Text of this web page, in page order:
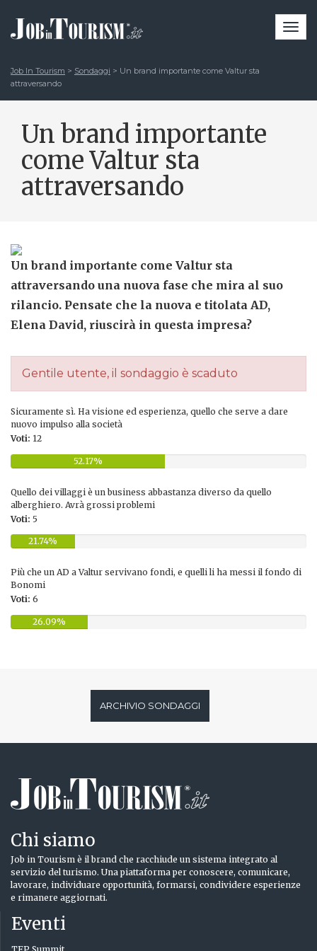
Job In Tourism > Sondaggi > Un brand importante come Valtur sta
attraversando
Un brand importante
come Valtur sta
attraversando
Un brand importante come Valtur sta
attraversando una nuova fase che mira al suo
rilancio. Pensate che la nuova e titolata AD,
Elena David, riuscirà in questa impresa?
Gentile utente, il sondaggio è scaduto
Sicuramente sì. Ha visione ed esperienza, quello che serve a dare
nuovo impulso alla società
Voti: 12
52.17%
Quello dei villaggi è un business abbastanza diverso da quello
alberghiero. Avrà grossi problemi
Voti: 5
21.74%
Più che un AD a Valtur servivano fondi, e quelli li ha messi il fondo di
Bonomi
Voti: 6
26.09%
ARCHIVIO SONDAGGI
Chi siamo
Job in Tourism è il brand che racchiude un sistema integrato al
servizio del turismo. Una piattaforma per conoscere, comunicare,
lavorare, individuare opportunità, formarsi, condividere esperienze
e rimanere aggiornati.
Eventi